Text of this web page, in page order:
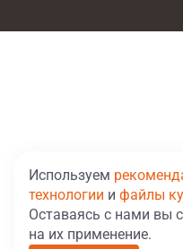
Используем
технологии и файлы
Оставаясь с нами вы
на их применение.